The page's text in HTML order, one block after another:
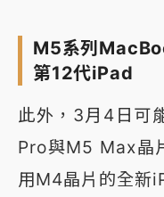
M5系列
第12代iPad
此外，3月4日可
Pro與M5 Max晶
用M4晶片的全新